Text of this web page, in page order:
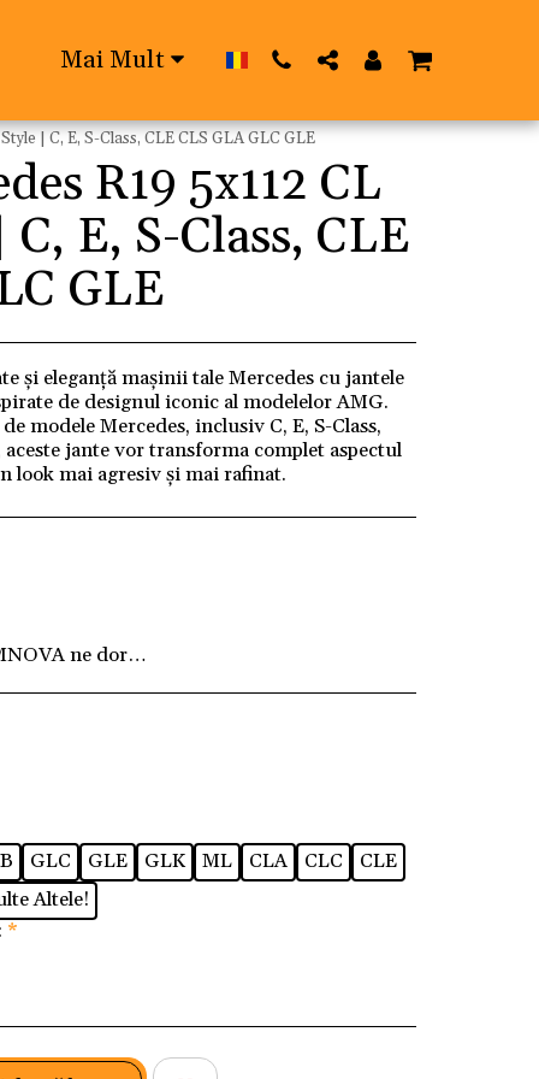
Mai Mult
| C, E, S-Class, CLE CLS GLA GLC GLE
R19 5x112 CL
E, S-Class, CLE
GLE
și eleganță mașinii tale Mercedes cu jantele
de designul iconic al modelelor AMG.
modele Mercedes, inclusiv C, E, S-Class,
aceste jante vor transforma complet aspectul
mai agresiv și mai rafinat.
ne dorim ca fiecare client să fie pe
GLC GLE GLK ML CLA CLC
CLE
Altele!
*